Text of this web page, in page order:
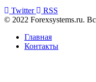
Twitter
RSS
© 2022 Forexsystems.ru.
Главная
Контакты